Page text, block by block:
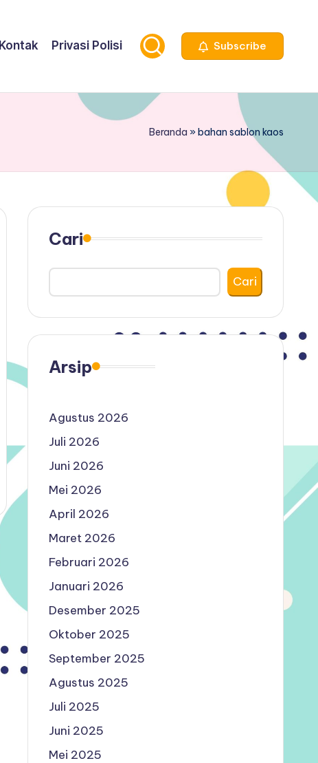
Kontak Privasi Polisi Subscribe
Beranda »bahan sablon kaos
Cari
Cari
Arsip
Agustus 2026
Juli 2026
Juni 2026
Mei 2026
April 2026
Maret 2026
Februari 2026
Januari 2026
Desember 2025
Oktober 2025
September 2025
Agustus 2025
Juli 2025
Juni 2025
Mei 2025